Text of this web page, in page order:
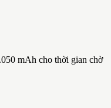
mAh cho thời gian chờ